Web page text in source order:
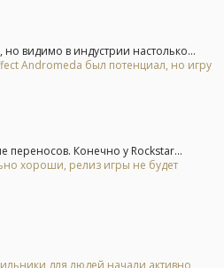
видимо в индустрии настолько...
Andromeda был потенциал, но игру
переносов. Конечно у Rockstar...
хороши, релиз игры не будет
для людей начали активно